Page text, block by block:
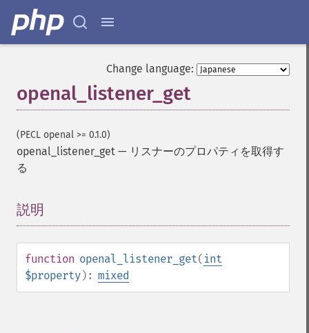
Change language:
openal_listener_get
(PECL openal >= 0.1.0)
openal_listener_get — リスナーのプロパティを取得す
る
説明
function openal_listener_get( int
$property): mixed